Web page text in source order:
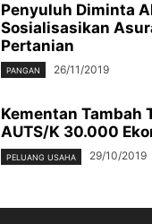
Penyuluh Diminta
Sosialisasikan
Pertanian
PANGAN 26/11/2019
Kementan Tambah
AUTS/K 30.000
PELUANG USAHA 29/10/2019